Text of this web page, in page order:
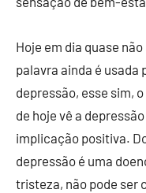
Hoje em dia quase
palavra ainda é usada
depressão, esse sim,
de hoje vê a
implicação positiva.
depressão é uma
tristeza, não pode ser